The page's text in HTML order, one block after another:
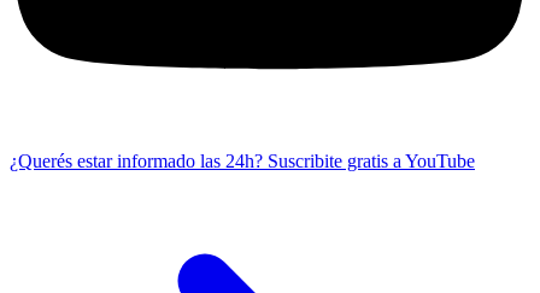
¿Querés estar informado las 24h? Suscribite gratis a YouTube